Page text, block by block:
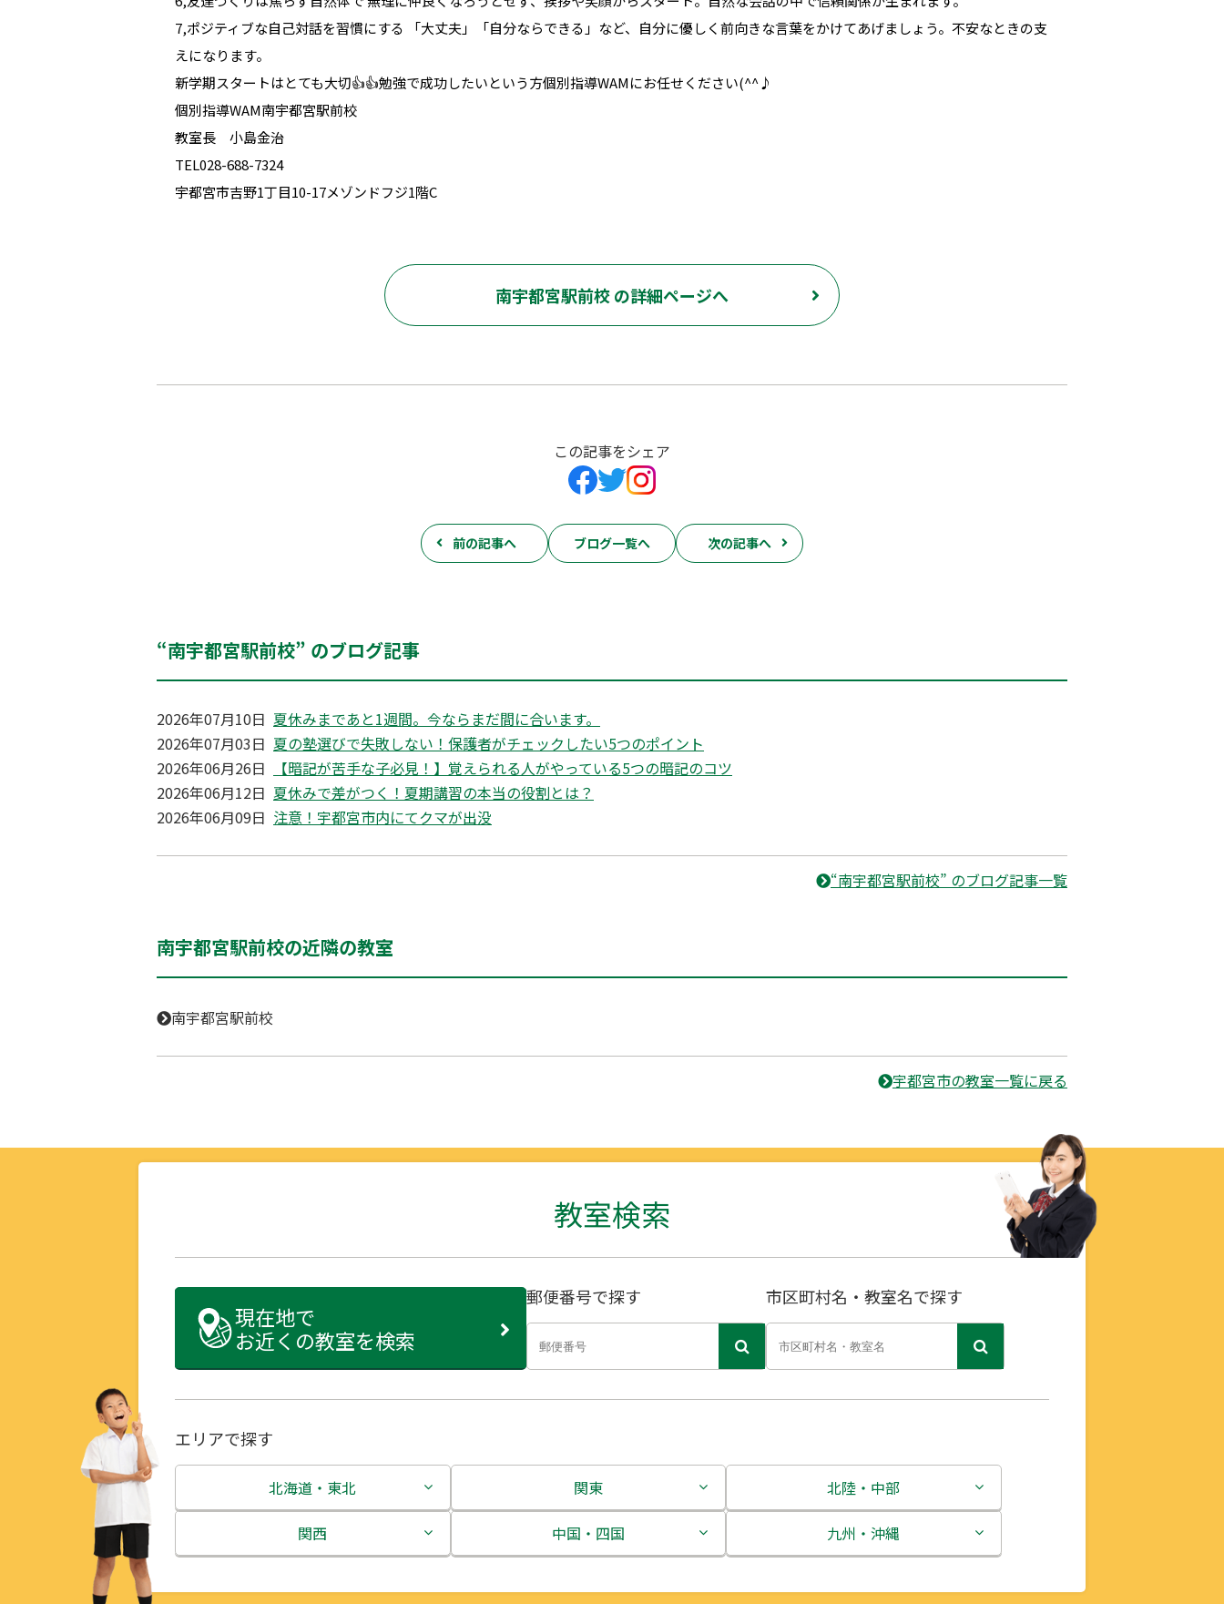
7,ポジティブな自己対話を習慣にする 「大丈夫」「自分ならできる」など、自分に優しく前向きな言葉をかけてあげましょう。不安なときの支
えになります。
新学期スタートはとても大切👍👍勉強で成功したいという方個別指導WAMにお任せください(^^♪
個別指導WAM南宇都宮駅前校
教室長 小島金治
TEL028-688-7324
宇都宮市吉野1丁目10-17メゾンドフジ1階C
南宇都宮駅前校 の詳細ページへ
この記事をシェア
前の記事へ ブログ一覧へ 次の記事へ
“南宇都宮駅前校” のブログ記事
2026年07月10日 夏休みまであと1週間。今ならまだ間に合います。
2026年07月03日 夏の塾選びで失敗しない！保護者がチェックしたい5つのポイント
2026年06月26日
【暗記が苦手な子必見！】覚えられる人がやっている5つの暗記のコツ
2026年06月12日 夏休みで差がつく！夏期講習の本当の役割とは？
2026年06月09日 注意！宇都宮市内にてクマが出没
“南宇都宮駅前校” のブログ記事一覧
南宇都宮駅前校の近隣の教室
南宇都宮駅前校
宇都宮市の教室一覧に戻る
教室検索
現在地で
お近くの教室を検索
郵便番号で探す 市区町村名・教室名で探す
エリアで探す
北海道・東北
北海道
関東
茨城県
北陸・中部
新潟県
関西
中国・四国
九州・沖縄